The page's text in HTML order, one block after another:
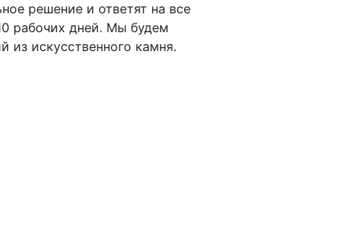
решение и ответят на все
рабочих дней. Мы будем
искусственного камня.